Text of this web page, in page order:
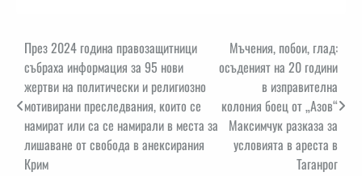
Навигация
През 2024 година правозащитници
събраха информация за 95 нови
жертви на политически и религиозно
мотивирани преследвания, които се
намират или са се намирали в места за
лишаване от свобода в анексирания
Крим
Мъчения, побои, глад:
осъденият на 20 години
в изправителна
колония боец от „Азов“
Максимчук разказа за
условията в ареста в
Таганрог